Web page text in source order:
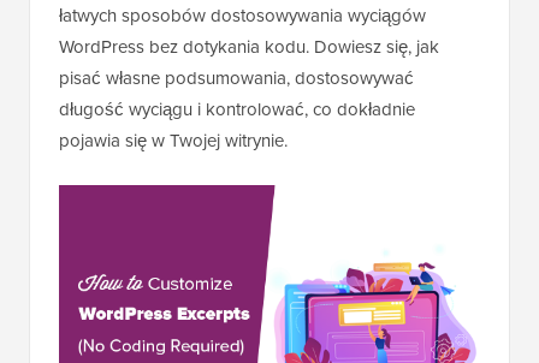
łatwych sposobów dostosowywania wyciągów
WordPress bez dotykania kodu. Dowiesz się, jak
pisać własne podsumowania, dostosowywać
długość wyciągu i kontrolować, co dokładnie
pojawia się w Twojej witrynie.